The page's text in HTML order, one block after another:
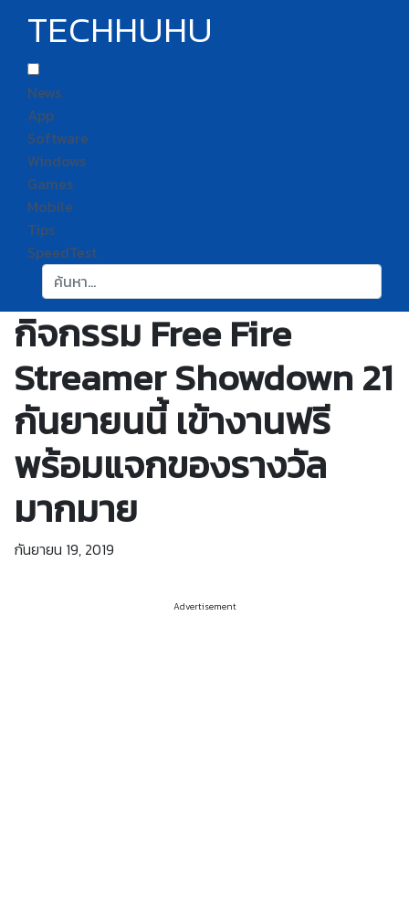
TECHHUHU
News
App
Software
Windows
Games
Mobile
Tips
SpeedTest
ค้นหา:
กิจกรรม Free Fire
Streamer Showdown 21
กันยายนนี้ เข้างานฟรี
พร้อมแจกของรางวัล
มากมาย
กันยายน 19, 2019
Advertisement